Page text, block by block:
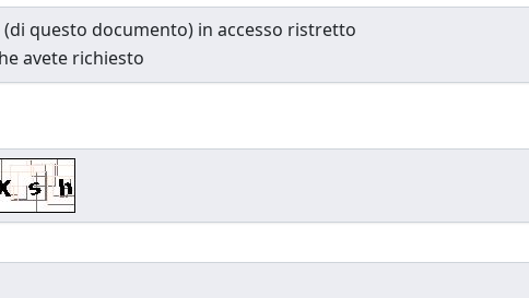
questo documento) in accesso ristretto
avete richiesto